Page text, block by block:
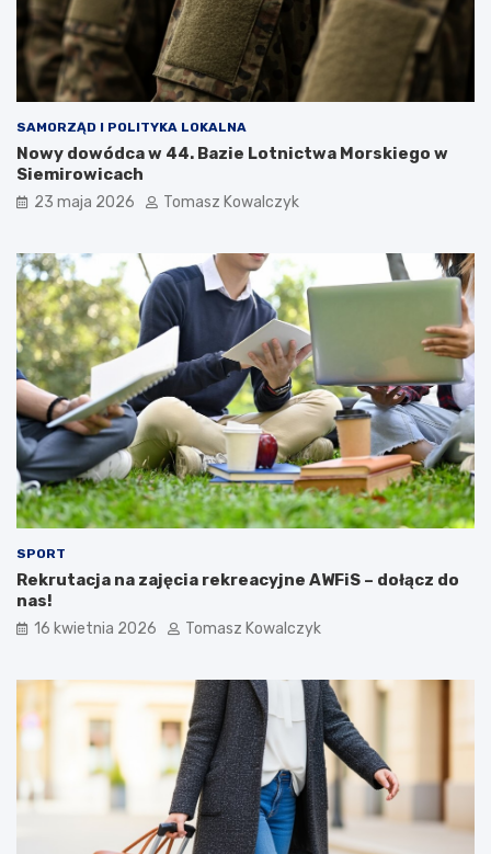
SAMORZĄD I POLITYKA LOKALNA
Nowy dowódca w 44. Bazie Lotnictwa Morskiego w
Siemirowicach
23 maja 2026 Tomasz Kowalczyk
SPORT
Rekrutacja na zajęcia rekreacyjne AWFiS – dołącz do
nas!
16 kwietnia 2026 Tomasz Kowalczyk